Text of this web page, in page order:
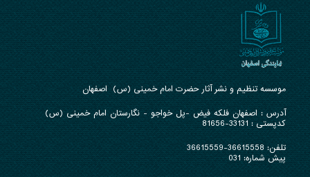
موسسه تنظیم و نشر آثار حضرت امام خمینی (س) اصفهان
آدرس : اصفهان فلکه فیض -پل خواجو - نگارستان امام خمینی (س)
کدپستی : 33131-81656
تلفن: 36615558-36615559
پیش شماره: 031